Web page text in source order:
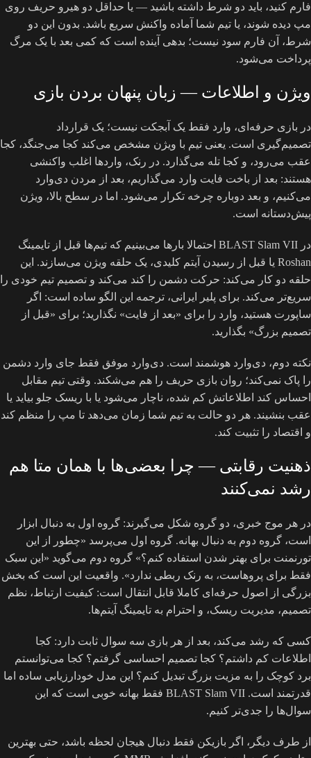
فارم کنید، باید دو شرط داشته باشید — یا حداقل دو هیرو حریف روی
مپ دیده شوند، یا تیم شما آماده واکنش سریع باشد. بدون این دو
شرط، آن فارم سود نیست؛ بدهی آینده است که کمی بعد با یک مرگ
پرداخت می‌شود.
ویژن و اطلاعات — زبان پنهان بردن بازی
در بازی حرفه‌ای، وارد فقط یک آبجکت نیست؛ یک قرارداد
تصمیم‌گیری است. یعنی تیم با ویژن مشخص می‌کند کجا می‌جنگد، کجا
عقب می‌رود، و کجا تله می‌گذارد. در رنک، واردها اغلب واکنشی
هستند: بعد از باخت فایت وارد می‌گذاریم، بعد از مردن دی‌وارد
می‌کنیم، و بعد دوباره چرخه تکرار می‌شود. اما در سطح بالا، ویژن
پیش‌دستانه است.
در BLAST Slam VII احتمالا بارها می‌بینیم که تیم‌ها قبل از تایمینگ
Roshan یا قبل از رسیدن آیتم کلیدی، یک حلقه ویژن می‌سازند. این
حلقه دو کار می‌کند: حرکت دشمن را کند می‌کند و تصمیم تیم خودی را
سریع‌تر می‌کند. برای پلیر ایرانی، ترجمه این الگو ساده است: اگر
ساپورت هستید، وارد را برای «بعد از فایت» نگذارید؛ برای «قبل از
تصمیم بزرگ» بگذارید.
نکته دوم، دی‌وارد هوشمند است. دی‌وارد موفق فقط جای وارد دشمن
را پاک نمی‌کند؛ روان بازی حریف را هم می‌شکند. وقتی تیم مقابل
احساس کند اطلاعاتش کم شده، ناچار می‌شود یا با ریسک جلو بیاید یا
عقب بنشیند. هر دو حالت به تیم شما زمان می‌دهد تا مپ را منظم کند
و اقتصاد را تثبیت کند.
ذهنیت رقابتی — چرا بعضی‌ها با همان متا هم
رشد نمی‌کنند
در هر موج خبری، دو گروه شکل می‌گیرند: گروه اول به دنبال ابزار
است، گروه دوم به دنبال بهانه. گروه اول می‌پرسد «چطور از این
تورنمنت برای بهتر شدن استفاده کنم؟» گروه دوم می‌گوید «این سبک
فقط برای پروهاست، به رنک ربطی ندارد». واقعیت این است که بخش
بزرگی از اصول حرفه‌ای کاملا قابل انتقال است: کیفیت ارتباط، نظم
تصمیم، مدیریت ریسک، و احترام به تایمینگ آیتم‌ها.
کسی که رشد می‌کند، بعد از هر بازی سه سوال ثابت دارد: کجا
اطلاعات کم داشتم؟ کجا تصمیم احساسی گرفتم؟ کجا می‌توانستم
برد کوچک را به مزیت بزرگ تبدیل کنم؟ این مدل خودارزیابی ساده اما
قدرتمند است. BLAST Slam VII فقط بهانه خوبی است که این
سوال‌ها را جدی‌تر کنیم.
از طرف دیگر، اگر بازیکن فقط دنبال هیجان لحظه باشد، حتی بهترین